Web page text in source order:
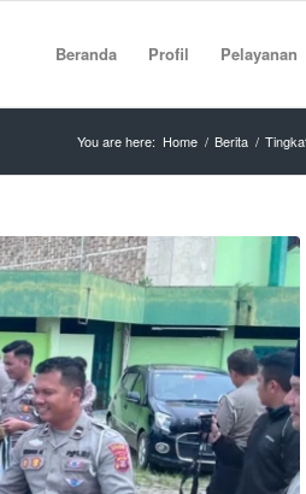
Beranda Profil Pelayanan
You are here: Home / Berita /